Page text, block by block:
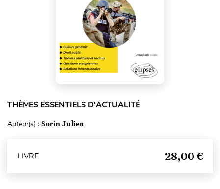
THÈMES ESSENTIELS D'ACTUALITÉ
Auteur(s) : Sorin Julien
LIVRE 28,00 €